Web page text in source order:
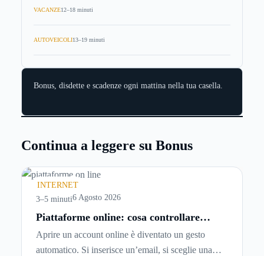
VACANZE12–18 minuti
AUTOVEICOLI13–19 minuti
Bonus, disdette e scadenze ogni mattina nella tua casella.
Continua a leggere su Bonus
INTERNET
3–5 minuti6 Agosto 2026
Piattaforme online: cosa controllare
prima di iscriversi e usare servizi in
tempo reale
Aprire un account online è diventato un gesto
automatico. Si inserisce un’email, si sceglie una